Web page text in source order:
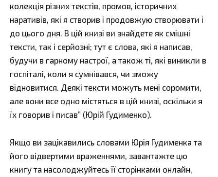
колекція різних текстів, промов, історичних
наративів, які я створив і продовжую створювати і
до цього дня. В цій книзі ви знайдете як смішні
тексти, так і серйозні; тут є слова, які я написав,
будучи в гарному настрої, а також ті, які виникли в
госпіталі, коли я сумнівався, чи зможу
відновитися. Деякі тексти можуть мені соромити,
але вони все одно містяться в цій книзі, оскільки я
їх говорив і писав” (Юрій Гудименко).
Якщо ви зацікавились словами Юрія Гудименка та
його відвертими враженнями, завантажте цю
книгу та насолоджуйтесь її сторінками онлайн,